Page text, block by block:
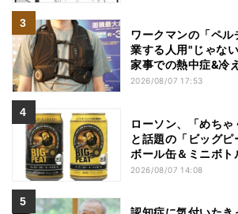
ワークマンの「ペ
業する人用"じゃな
家事での熱中症&
商品を徹底検証
2026/08/07 17:53
ローソン、「めちゃ
と話題の「ビッグ
ボール缶＆ミニボト
2026/08/07 14:08